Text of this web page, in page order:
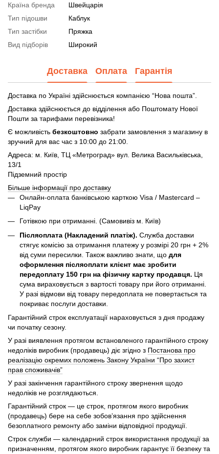
Країна бренда
Швейцарія
Тип підошви
Каблук
Тип застібки
Пряжка
Вид підборів
Широкий
Доставка Оплата Гарантія
Доставка по Україні здійснюється компанією “Нова пошта”.
Доставка здійснюється до відділення або Поштомату Нової
Пошти за тарифами перевізника!
Є можливість безкоштовно забрати замовлення з магазину в
зручний для вас час з 10:00 до 21:00.
Адреса: м. Київ, ТЦ «Метроград» вул. Велика Васильківська,
13/1
Підземний простір
Більше інформації про доставку
Онлайн-оплата банківською карткою Visa / Mastercard –
LiqPay
Готівкою при отриманні. (Самовивіз м. Київ)
Післяоплата (Накладений платіж). Служба доставки
стягує комісію за отримання платежу у розмірі 20 грн + 2%
від суми пересилки. Також важливо знати, що для
оформлення післяоплати клієнт має зробити
передоплату 150 грн на фізичну картку продавця. Ця
сума вираховується з вартості товару при його отриманні.
У разі відмови від товару передоплата не повертається та
покриває послуги доставки.
Гарантійний строк експлуатації нараховується з дня продажу
чи початку сезону.
У разі виявлення протягом встановленого гарантійного строку
недоліків виробник (продавець) діє згідно з Постанова про
реалізацію окремих положень Закону України “Про захист
прав споживачів”
У разі закінчення гарантійного строку звернення щодо
недоліків не розглядаються.
Гарантійний строк — це строк, протягом якого виробник
(продавець) бере на себе зобов’язання про здійснення
безоплатного ремонту або заміни відповідної продукції.
Строк служби — календарний строк використання продукції за
призначенням, протягом якого виробник гарантує її безпеку та